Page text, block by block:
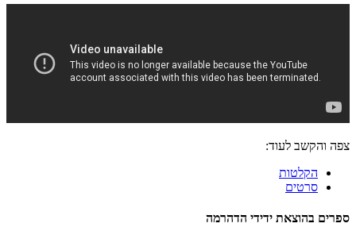
צפה והקשב לעוד:
הקלטות
סרטים
ספרים בהוצאת ידידי הדהרמה